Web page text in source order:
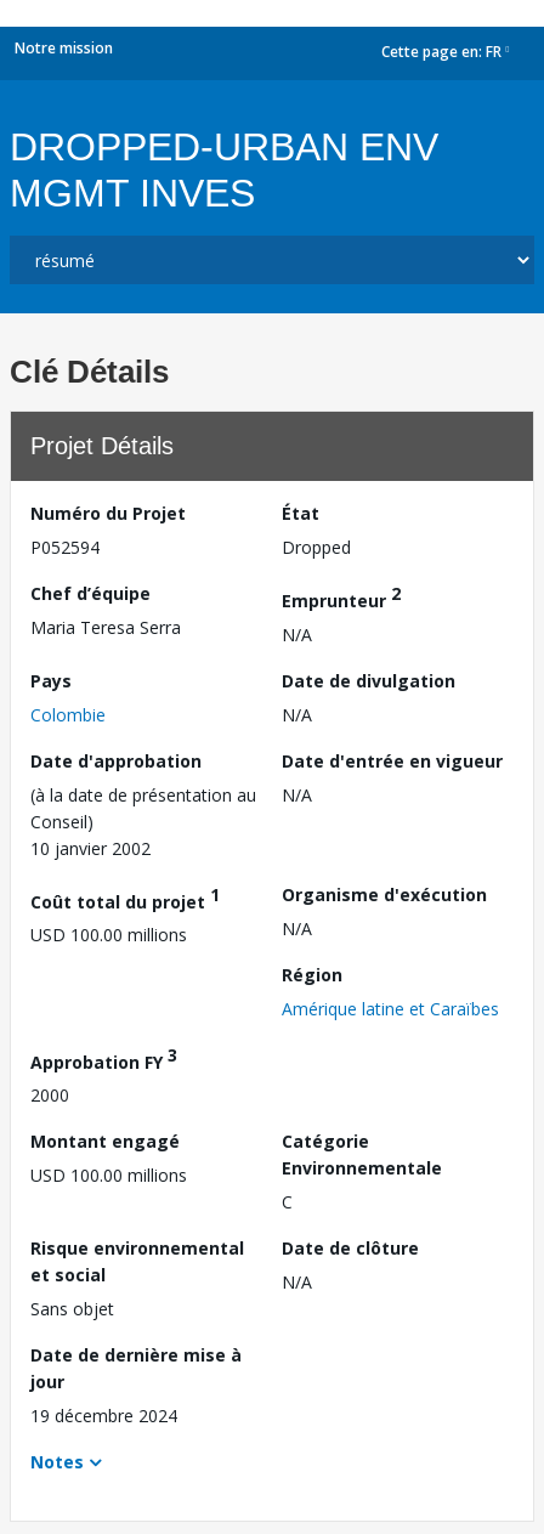
Notre mission Cette page en: FR
DROPPED-URBAN ENV
MGMT INVES
Clé Détails
Projet Détails
Numéro du Projet
P052594
État
Dropped
Chef d’équipe
Maria Teresa Serra
Emprunteur 2
N/A
Pays
Colombie
Date de divulgation
N/A
Date d'approbation
(à la date de présentation au
Conseil)
10 janvier 2002
Date d'entrée en vigueur
N/A
Coût total du projet 1
USD 100.00 millions
Organisme d'exécution
N/A
Région
Amérique latine et Caraïbes
Approbation FY3
2000
Montant engagé
USD 100.00 millions
Catégorie
Environnementale
C
Risque environnemental
et social
Sans objet
Date de clôture
N/A
Date de dernière mise à
jour
19 décembre 2024
Notes